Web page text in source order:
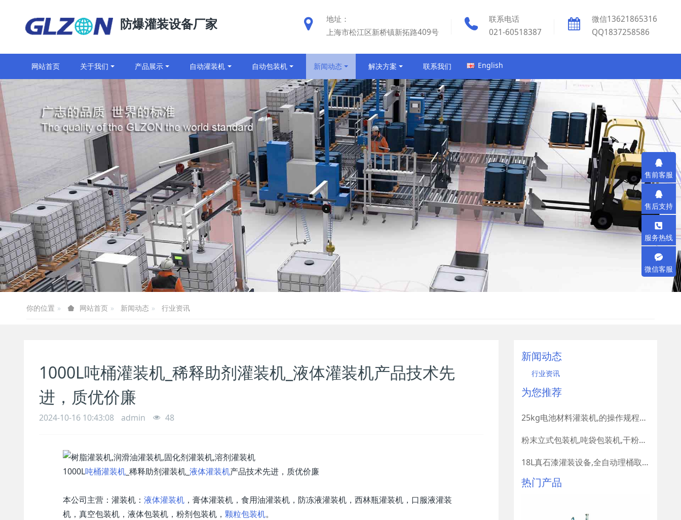
地址：
上海市松江区新桥镇新拓路409号
联系电话
021-60518387
微信13621865316
QQ1837258586
防爆灌装设备厂家
网站首页 关于我们 产品展示 自动灌装机 自动包装机 新闻动态 解决方案 联系我们 English
你的位置 网站首页 新闻动态 行业资讯
1000L吨桶灌装机_稀释助剂灌装机_液体灌装机产品技术先
进，质优价廉
2024-10-16 10:43:08 admin 48
1000L吨桶灌装机_稀释助剂灌装机_ 液体灌装机产品技术先进，质优价廉
本公司主营：灌装机： 液体灌装机，膏体灌装机，食用油灌装机，防冻液灌装机，西林瓶灌装机，口服液灌装
机，真空包装机，液体包装机，粉剂包装机， 颗粒包装机。
新闻动态
行业资讯
为您推荐
25kg电池材料灌装机,的操作规程有哪些要求
粉末立式包装机,吨袋包装机,干粉建材包装机
18L真石漆灌装设备,全自动理桶取桶设备
热门产品
售前客服
售后支持
服务热线
微信客服